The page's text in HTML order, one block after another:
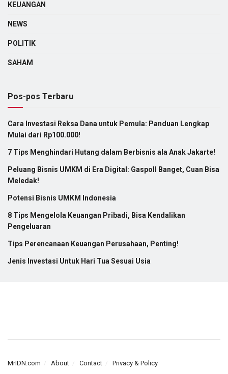
KEUANGAN
NEWS
POLITIK
SAHAM
Pos-pos Terbaru
Cara Investasi Reksa Dana untuk Pemula: Panduan Lengkap
Mulai dari Rp100.000!
7 Tips Menghindari Hutang dalam Berbisnis ala Anak Jakarte!
Peluang Bisnis UMKM di Era Digital: Gaspoll Banget, Cuan Bisa
Meledak!
Potensi Bisnis UMKM Indonesia
8 Tips Mengelola Keuangan Pribadi, Bisa Kendalikan
Pengeluaran
Tips Perencanaan Keuangan Perusahaan, Penting!
Jenis Investasi Untuk Hari Tua Sesuai Usia
MrIDN.com About Contact Privacy & Policy